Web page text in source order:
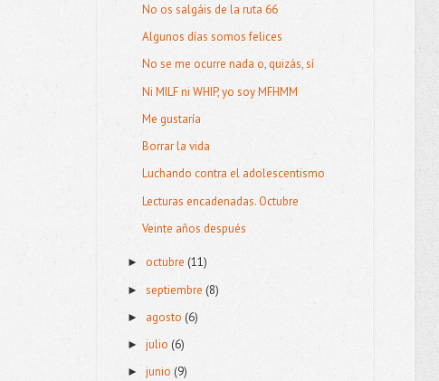
No os salgáis de la ruta 66
Algunos días somos felices
No se me ocurre nada o, quizás, sí
Ni MILF ni WHIP, yo soy MFHMM
Me gustaría
Borrar la vida
Luchando contra el adolescentismo
Lecturas encadenadas. Octubre
Veinte años después
►octubre(11)
► septiembre(8)
► agosto (6)
►julio(6)
►junio(9)